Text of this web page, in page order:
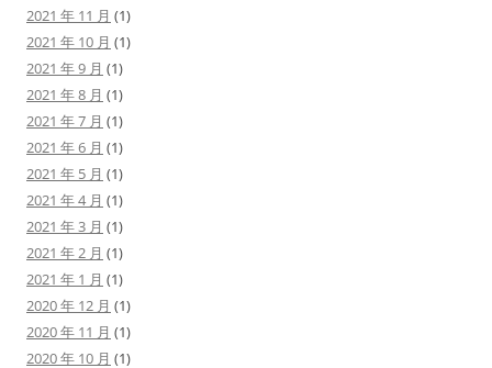
2021 年 11 月 (1)
2021 年 10 月 (1)
2021 年 9 月 (1)
2021 年 8 月 (1)
2021 年 7 月 (1)
2021 年 6 月 (1)
2021 年 5 月 (1)
2021 年 4 月 (1)
2021 年 3 月 (1)
2021 年 2 月 (1)
2021 年 1 月 (1)
2020 年 12 月 (1)
2020 年 11 月 (1)
2020 年 10 月 (1)